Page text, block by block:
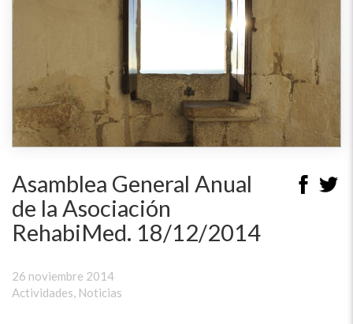
Asamblea General Anual
de la Asociación
RehabiMed. 18/12/2014
26 noviembre 2014
Actividades Noticias